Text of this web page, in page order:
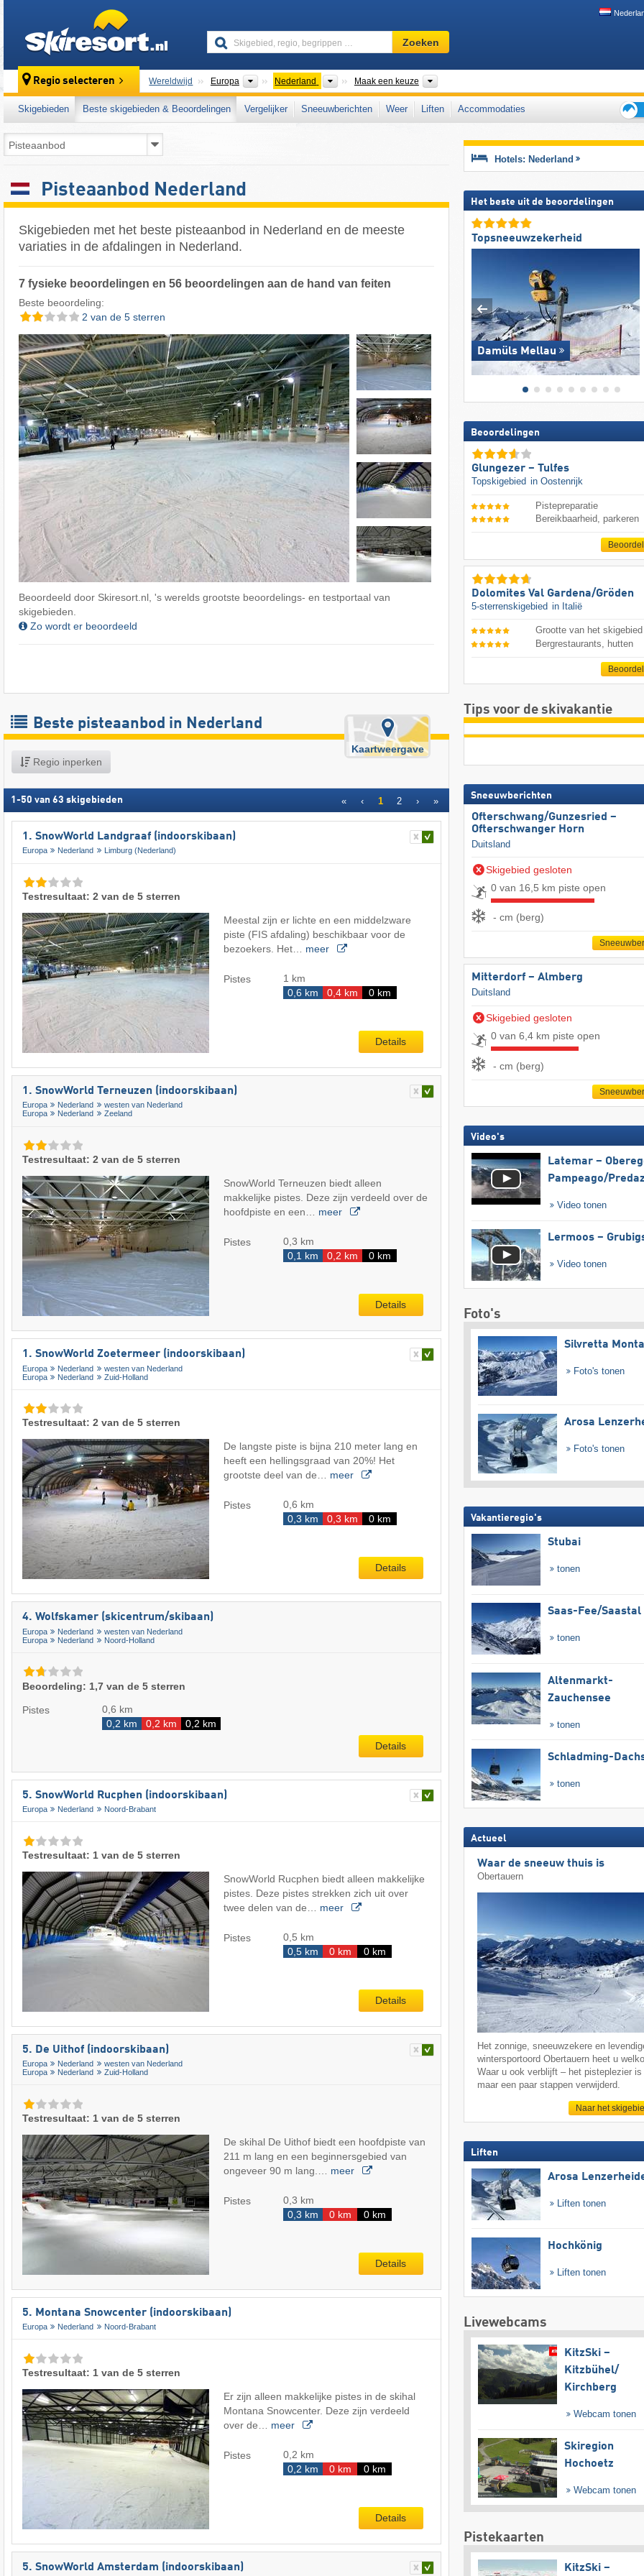
Skigebied,
regio,
…
Zoeken
Regio selecteren Wereldwijd Europa Continenten
Nederland LandenMaak een keuze
Skigebieden Beste skigebieden & Beoordelingen Vergelijker Sneeuwberichten Weer Liften
Accommodaties
voor
Pisteaanbod Nederland
Skigebieden met het beste pisteaanbod in Nederland en de meeste
variaties in de afdalingen in Nederland.
7 fysieke beoordelingen en 56 beoordelingen aan de hand van feiten
Beste beoordeling:
2 van de 5 sterren
Beoordeeld door Skiresort.nl, 's werelds grootste beoordelings- en testportaal van
skigebieden.
Zo wordt er beoordeeld
Beste pisteaanbod in Nederland
Regio inperken
Kaartweergave
1 -50 van 63 skigebieden « ‹ 1 2 › »
1. SnowWorld Landgraaf (indoorskibaan)
Europa Nederland Limburg (Nederland)
Testresultaat: 2 van de 5 sterren
Meestal zijn er lichte en een middelzware
piste (FIS afdaling) beschikbaar voor de
bezoekers. Het… meer
Pistes
1 km
0,6 km
0,4 km 0 km
Details
1. SnowWorld Terneuzen (indoorskibaan)
Europa Nederland
westen van Nederland
Europa
Nederland Zeeland
Testresultaat: 2 van de 5 sterren
SnowWorld Terneuzen biedt alleen
makkelijke pistes. Deze zijn verdeeld over de
hoofdpiste en een… meer
Pistes
0,3 km
0,1 km
0,2 km 0 km
Details
1. SnowWorld Zoetermeer (indoorskibaan)
Europa Nederland
westen van Nederland
Europa
Nederland Zuid-Holland
Testresultaat: 2 van de 5 sterren
De langste piste is bijna 210 meter lang en
heeft een hellingsgraad van 20%! Het
grootste deel van de… meer
Pistes
0,6 km
0,3 km
0,3 km 0 km
Details
4. Wolfskamer (skicentrum/skibaan)
Europa Nederland
westen van Nederland
Europa
Nederland Noord-Holland
Beoordeling: 1,7 van de 5 sterren
Pistes
0,6 km
0,2 km
0,2 km
0,2 km
Details
5. SnowWorld Rucphen (indoorskibaan)
Europa Nederland Noord-Brabant
Testresultaat: 1 van de 5 sterren
SnowWorld Rucphen biedt alleen makkelijke
pistes. Deze pistes strekken zich uit over
twee delen van de… meer
Pistes
0,5 km
0,5 km
0 km 0 km
Details
5. De Uithof (indoorskibaan)
Europa Nederland
westen van Nederland
Europa
Nederland Zuid-Holland
Testresultaat: 1 van de 5 sterren
De skihal De Uithof biedt een hoofdpiste van
211 m lang en een beginnersgebied van
ongeveer 90 m lang.… meer
Pistes
0,3 km
0,3 km
0 km 0 km
Details
5. Montana Snowcenter (indoorskibaan)
Europa Nederland Noord-Brabant
Testresultaat: 1 van de 5 sterren
Er zijn alleen makkelijke pistes in de skihal
Montana Snowcenter. Deze zijn verdeeld
over de… meer
Pistes
0,2 km
0,2 km
0 km 0 km
Details
5. SnowWorld Amsterdam (indoorskibaan)
Hotels: Nederland
Het beste uit de beoordelingen
Topsneeuwzekerheid
Damüls Mellau
Beoordelingen
Glungezer – Tulfes
Topskigebied in Oostenrijk
Pistepreparatie
Bereikbaarheid, parkeren
Dolomites Val Gardena/​Gröden
5-sterrenskigebied in Italië
Grootte van het skigebied
Bergrestaurants, hutten
Tips voor de skivakantie
Sneeuwberichten
Ofterschwang/​Gunzesried –
Ofterschwanger Horn
Duitsland
Skigebied gesloten
0 van 16,5 km piste open
- cm (berg)
Mitterdorf – Almberg
Duitsland
Skigebied gesloten
0 van 6,4 km piste open
- cm (berg)
Video's
Latemar –
Pampeago/​
Video tonen
Lermoos –
Video tonen
Foto's
Silvretta
Foto's tonen
Arosa
Foto's tonen
Vakantieregio's
Stubai
tonen
Saas-Fee/​Saastal
tonen
Altenmarkt-
Zauchensee
tonen
Schladming-
tonen
Actueel
Waar de sneeuw thuis is
Obertauern
Het zonnige, sneeuwzekere en
wintersportoord Obertauern heet u
Waar u ook verblijft – het pisteplezier
maar een paar stappen verwijderd.
Naar het
Liften
Arosa
Liften tonen
Hochkönig
Liften tonen
Livewebcams
KitzSki –
Kitzbühel/​
Kirchberg
Webcam tonen
Skiregion
Hochoetz
Webcam tonen
Pistekaarten
KitzSki –